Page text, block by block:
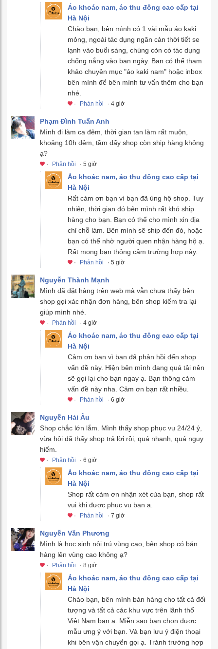
Áo khoác nam, áo thu đông cao cấp tại
Hà Nội
Chào bạn, bên mình có 1 vài mẫu áo kaki
mỏng, ngoài tác dụng ngăn cản thời tiết se
lạnh vào buổi sáng, chúng còn có tác dụng
chống nắng vào ban ngày. Bạn có thể tham
khảo chuyên mục "áo kaki nam" hoặc inbox
bên mình để bên mình tư vấn thêm cho bạn
nhé.
· Phản hồi · 4 giờ
Phạm Đình Tuấn Anh
Mình đi làm ca đêm, thời gian tan làm rất muộn,
khoảng 10h đêm, tầm đấy shop còn ship hàng không
ạ?
· Phản hồi · 5 giờ
Áo khoác nam, áo thu đông cao cấp tại
Hà Nội
Rất cảm ơn bạn vì bạn đã ủng hộ shop. Tuy
nhiên, thời gian đó bên mình rất khó ship
hàng cho bạn. Bạn có thể cho mình xin địa
chỉ chỗ làm. Bên mình sẽ ship đến đó, hoặc
bạn có thể nhờ người quen nhận hàng hộ ạ.
Rất mong bạn thông cảm trường hợp này.
· Phản hồi · 5 giờ
Nguyễn Thành Mạnh
Mình đã đặt hàng trên web mà vẫn chưa thấy bên
shop gọi xác nhận đơn hàng, bên shop kiểm tra lại
giúp mình nhé.
· Phản hồi · 4 giờ
Áo khoác nam, áo thu đông cao cấp tại
Hà Nội
Cảm ơn bạn vì bạn đã phản hồi đến shop
vấn đề này. Hiện bên mình đang quá tải nên
sẽ gọi lại cho bạn ngay ạ. Bạn thông cảm
vấn đề này nha. Cảm ơn bạn rất nhiều.
· Phản hồi · 6 giờ
Nguyễn Hải Âu
Shop chắc lớn lắm. Mình thấy shop phục vụ 24/24 ý,
vừa hỏi đã thấy shop trả lời rồi, quá nhanh, quá nguy
hiểm.
· Phản hồi · 6 giờ
Áo khoác nam, áo thu đông cao cấp tại
Hà Nội
Shop rất cảm ơn nhận xét của bạn, shop rất
vui khi được phục vụ bạn ạ.
· Phản hồi · 7 giờ
Nguyễn Văn Phương
Mình là học sinh nội trú vùng cao, bên shop có bán
hàng lên vùng cao không ạ?
· Phản hồi · 8 giờ
Áo khoác nam, áo thu đông cao cấp tại
Hà Nội
Chào bạn, bên mình bán hàng cho tất cả đối
tượng và tất cả các khu vực trên lãnh thổ
Việt Nam bạn ạ. Miễn sao bạn chọn được
mẫu ưng ý với bạn. Và bạn lưu ý điện thoại
khi bên vận chuyển gọi ạ. Tránh trường hợp